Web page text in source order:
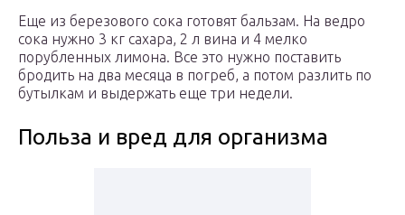
Еще из березового сока готовят бальзам. На ведро
сока нужно 3 кг сахара, 2 л вина и 4 мелко
порубленных лимона. Все это нужно поставить
бродить на два месяца в погреб, а потом разлить по
бутылкам и выдержать еще три недели.
Польза и вред для организма